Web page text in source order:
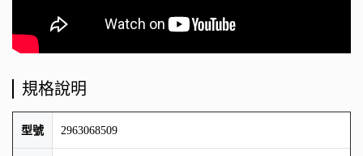
規格說明
型號 2963068509